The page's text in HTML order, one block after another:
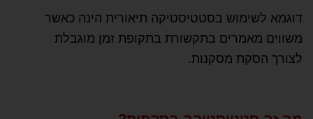
דוגמא לשימוש בסטטיסטיקה תיאורית הינה כאשר
משווים מאמרים בתקשורת בתקופת זמן מוגבלת
לצורך הסקת מסקנות.